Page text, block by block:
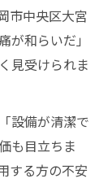
市中央区大宮
が和らいだ」
見受けられま
設備が清潔で
も目立ちま
する方の不安